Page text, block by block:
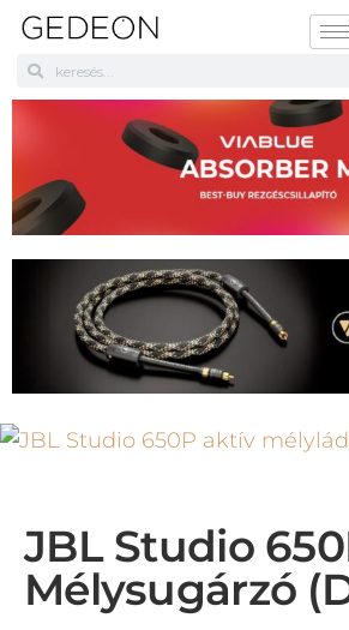
JBL Studio
Mélysugárzó